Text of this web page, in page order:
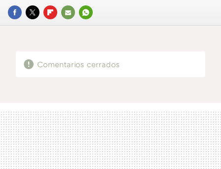
FACEBOOK
TWITTERFLIPBOARD
E-
WHATSAPP
Comentarios cerrados